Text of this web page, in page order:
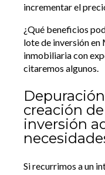
incrementar el
¿Qué beneficios
lote de inversión en
inmobiliaria con
citaremos algunos.
creación
inversión
Si recurrimos a un